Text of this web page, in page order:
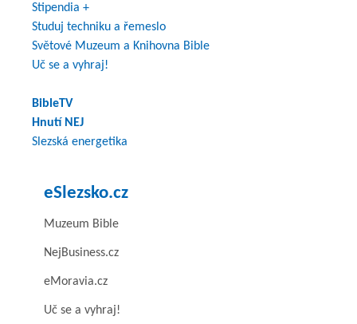
Stipendia +
Studuj techniku a řemeslo
Světové Muzeum a Knihovna Bible
Uč se a vyhraj!
BibleTV
Hnutí NEJ
Slezská energetika
eSlezsko.cz
Muzeum Bible
NejBusiness.cz
eMoravia.cz
Uč se a vyhraj!